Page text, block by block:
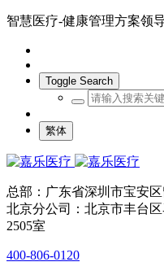
智慧医疗-健康管理方案领
Toggle Search
繁体
总部：广东省深圳市宝安
北京分公司：北京市丰台
2505室
400-806-0120